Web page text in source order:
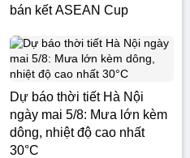
bán kết ASEAN Cup
Dự báo thời tiết Hà Nội
ngày mai 5/8: Mưa lớn kèm
dông, nhiệt độ cao nhất
30°C